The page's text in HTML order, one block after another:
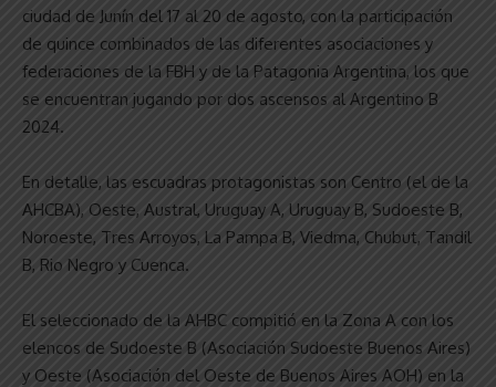
ciudad de Junín del 17 al 20 de agosto, con la participación
de quince combinados de las diferentes asociaciones y
federaciones de la FBH y de la Patagonia Argentina, los que
se encuentran jugando por dos ascensos al Argentino B
2024.
En detalle, las escuadras protagonistas son Centro (el de la
AHCBA), Oeste, Austral, Uruguay A, Uruguay B, Sudoeste B,
Noroeste, Tres Arroyos, La Pampa B, Viedma, Chubut, Tandil
B, Rio Negro y Cuenca.
El seleccionado de la AHBC compitió en la Zona A con los
elencos de Sudoeste B (Asociación Sudoeste Buenos Aires)
y Oeste (Asociación del Oeste de Buenos Aires AOH) en la